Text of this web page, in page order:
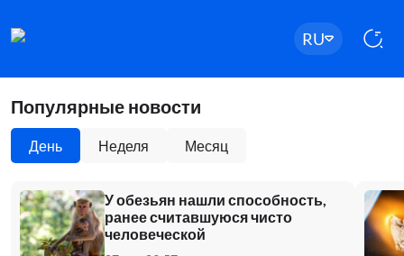
RU
Популярные новости
День Неделя Месяц
У обезьян нашли способность,
ранее считавшуюся чисто
человеческой